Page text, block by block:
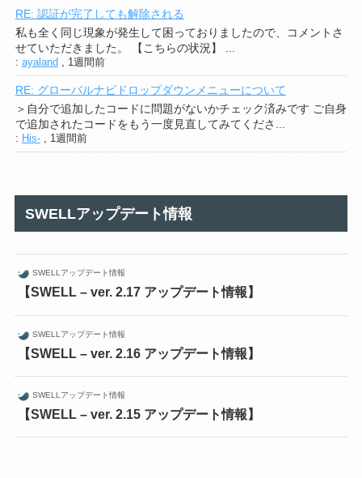
RE: 認証が完了しても解除される
私も全く同じ現象が発生して困っておりましたので、コメントさ
せていただきました。 【こちらの状況】 ...
: ayaland , 1週間前
RE: グローバルナビドロップダウンメニューについて
＞自分で追加したコードに問題がないかチェック済みです ご自身
で追加されたコードをもう一度見直してみてくださ...
: His-, 1週間前
SWELLアップデート情報
SWELLアップデート情報
【SWELL – ver. 2.17 アップデート情報】
SWELLアップデート情報
【SWELL – ver. 2.16 アップデート情報】
SWELLアップデート情報
【SWELL – ver. 2.15 アップデート情報】